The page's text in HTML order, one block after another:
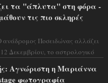
τα "άπλυτα" στη φόρα -
τις πιο σκληρές
Ποσειδώνας αλλάζει
Δεκεμβρίου, το αστρολογικό
Αγνώριστη η Μαριάννα
φωτογραφία